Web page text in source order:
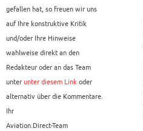
gefallen hat, so freuen wir uns
auf Ihre konstruktive Kritik
und/oder Ihre Hinweise
wahlweise direkt an den
Redakteur oder an das Team
unterunter diesem Linkoder
alternativ über die Kommentare.
Ihr
Aviation.Direct-Team